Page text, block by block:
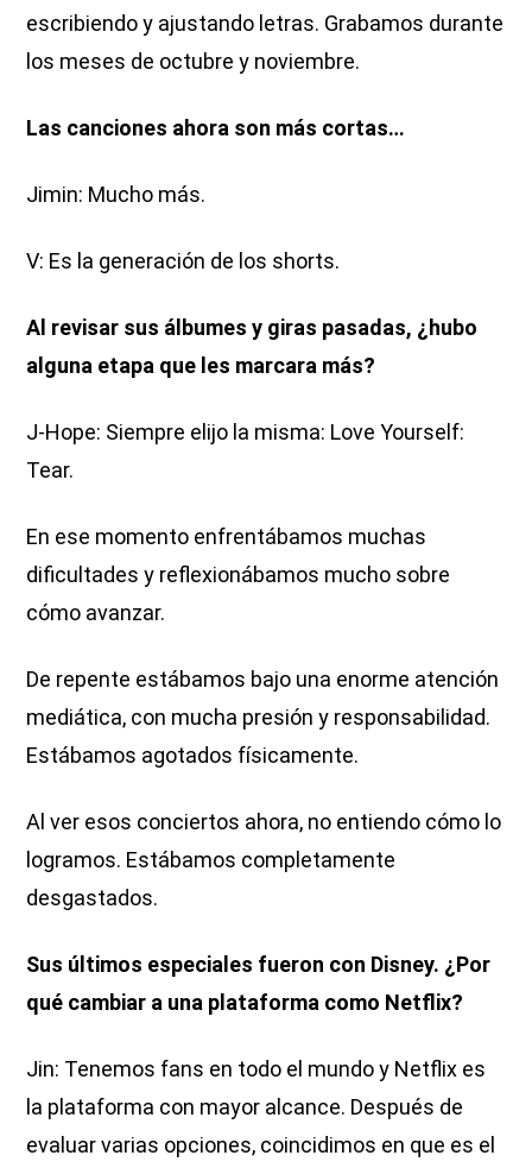
escribiendo y ajustando letras. Grabamos durante
los meses de octubre y noviembre.
Las canciones ahora son más cortas…
Jimin: Mucho más.
V: Es la generación de los shorts.
Al revisar sus álbumes y giras pasadas, ¿hubo
alguna etapa que les marcara más?
J-Hope: Siempre elijo la misma: Love Yourself:
Tear.
En ese momento enfrentábamos muchas
dificultades y reflexionábamos mucho sobre
cómo avanzar.
De repente estábamos bajo una enorme atención
mediática, con mucha presión y responsabilidad.
Estábamos agotados físicamente.
Al ver esos conciertos ahora, no entiendo cómo lo
logramos. Estábamos completamente
desgastados.
Sus últimos especiales fueron con Disney. ¿Por
qué cambiar a una plataforma como Netflix?
Jin: Tenemos fans en todo el mundo y Netflix es
la plataforma con mayor alcance. Después de
evaluar varias opciones, coincidimos en que es el